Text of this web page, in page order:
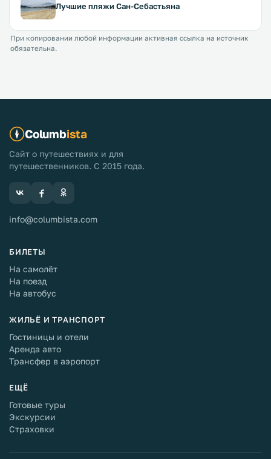
Лучшие пляжи Сан-Себастьяна
При копировании любой информации активная ссылка на источник
обязательна.
Columbista
Сайт о путешествиях и для
путешественников. С 2015 года.
info@columbista.com
БИЛЕТЫ
На самолёт
На поезд
На автобус
ЖИЛЬЁ И ТРАНСПОРТ
Гостиницы и отели
Аренда авто
Трансфер в аэропорт
ЕЩЁ
Готовые туры
Экскурсии
Страховки